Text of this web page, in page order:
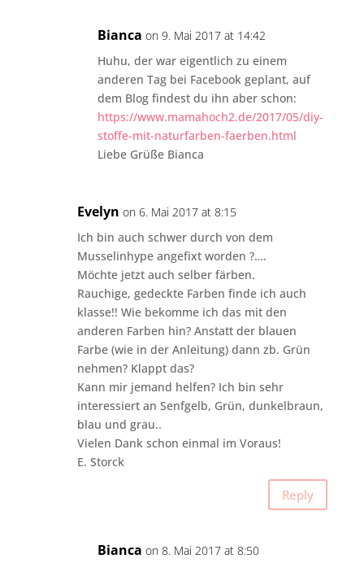
Bianca on 9. Mai 2017 at 14:42
Huhu, der war eigentlich zu einem
anderen Tag bei Facebook geplant, auf
dem Blog findest du ihn aber schon:
https://www.mamahoch2.de/2017/05/diy-
stoffe-mit-naturfarben-faerben.html
Liebe Grüße Bianca
Evelyn on 6. Mai 2017 at 8:15
Ich bin auch schwer durch von dem
Musselinhype angefixt worden ?….
Möchte jetzt auch selber färben.
Rauchige, gedeckte Farben finde ich auch
klasse!! Wie bekomme ich das mit den
anderen Farben hin? Anstatt der blauen
Farbe (wie in der Anleitung) dann zb. Grün
nehmen? Klappt das?
Kann mir jemand helfen? Ich bin sehr
interessiert an Senfgelb, Grün, dunkelbraun,
blau und grau..
Vielen Dank schon einmal im Voraus!
E. Storck
Reply
Bianca on 8. Mai 2017 at 8:50